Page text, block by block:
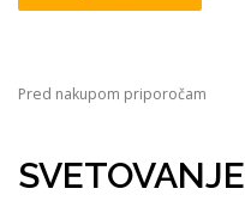
Pred nakupom priporočam
SVETOVANJE